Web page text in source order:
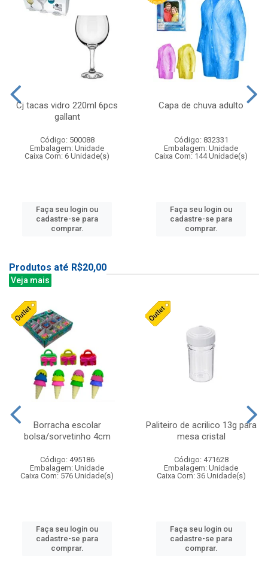
Cj tacas vidro 220ml 6pcs
gallant
Código: 500088
Embalagem: Unidade
Caixa Com: 6 Unidade(s)
Faça seu login ou
cadastre-se para
comprar.
Capa de chuva adulto
Código: 832331
Embalagem: Unidade
Caixa Com: 144 Unidade(s)
Faça seu login ou
cadastre-se para
comprar.
Produtos até R$20,00
Veja mais
Borracha escolar
bolsa/sorvetinho 4cm
Código: 495186
Embalagem: Unidade
Caixa Com: 576 Unidade(s)
Faça seu login ou
cadastre-se para
comprar.
Paliteiro de acrilico 13g para
mesa cristal
Código: 471628
Embalagem: Unidade
Caixa Com: 36 Unidade(s)
Faça seu login ou
cadastre-se para
comprar.